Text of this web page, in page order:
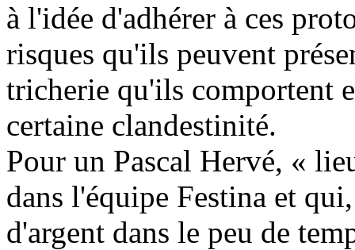
à l'idée d'adhérer à ces
risques qu'ils peuvent
tricherie qu'ils comportent
certaine clandestinité.
Pour un Pascal Hervé, «
dans l'équipe Festina et
d'argent dans le peu de